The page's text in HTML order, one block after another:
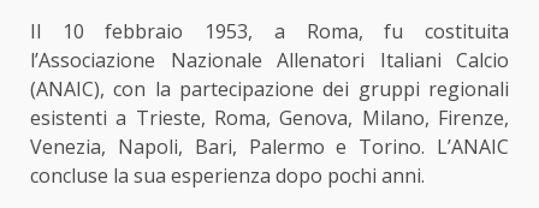
Il 10 febbraio 1953, a Roma, fu costituita
l’Associazione Nazionale Allenatori Italiani Calcio
(ANAIC), con la partecipazione dei gruppi regionali
esistenti a Trieste, Roma, Genova, Milano, Firenze,
Venezia, Napoli, Bari, Palermo e Torino. L’ANAIC
concluse la sua esperienza dopo pochi anni.